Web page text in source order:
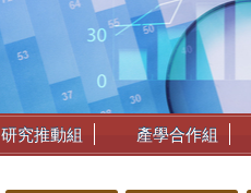
研究推動組 產學合作組